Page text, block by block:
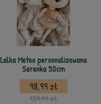
Lalka Metoo personalizowana
Sarenka 50cm
98,99 zł
139,99 zł